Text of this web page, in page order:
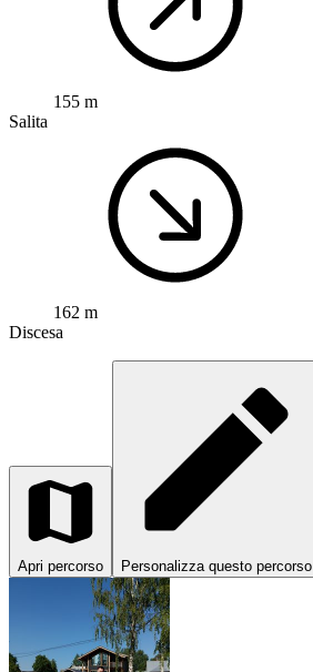
155 m
Salita
162 m
Discesa
Apri percorso Personalizza questo percorso